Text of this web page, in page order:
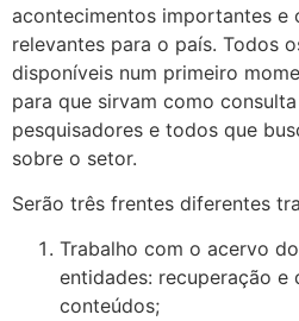
acontecimentos importantes e
relevantes para o país. Todos
disponíveis num primeiro
para que sirvam como
pesquisadores e todos que
sobre o setor.
Serão três frentes diferentes
Trabalho com o acervo
entidades: recuperação e
conteúdos;